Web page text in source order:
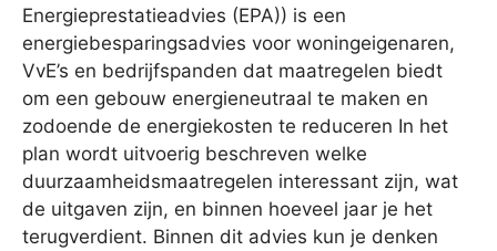
Energieprestatieadvies (EPA)) is een
energiebesparingsadvies voor woningeigenaren,
VvE’s en bedrijfspanden dat maatregelen biedt
om een gebouw energieneutraal te maken en
zodoende de energiekosten te reduceren In het
plan wordt uitvoerig beschreven welke
duurzaamheidsmaatregelen interessant zijn, wat
de uitgaven zijn, en binnen hoeveel jaar je het
terugverdient. Binnen dit advies kun je denken